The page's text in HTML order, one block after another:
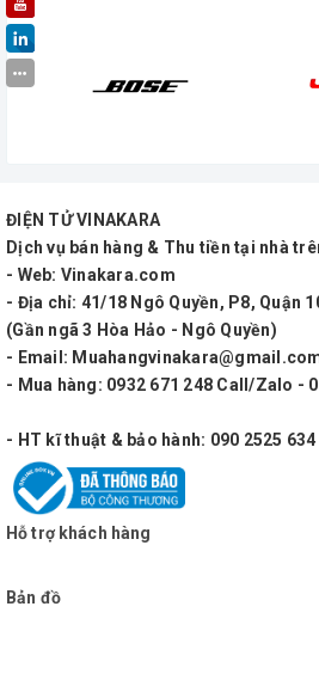
ĐIỆN TỬ VINAKARA
Dịch vụ bán hàng & Thu tiền tại nhà
- Web: Vinakara.com
- Địa chỉ: 41/18 Ngô Quyền, P8, Quận
(Gần ngã 3 Hòa Hảo - Ngô Quyền)
- Email:
- Mua hàng: 0932 671 248 Call/Zalo -
- HT kĩ thuật & bảo hành: 090 2525 634
Hỗ trợ khách hàng
Bản đồ